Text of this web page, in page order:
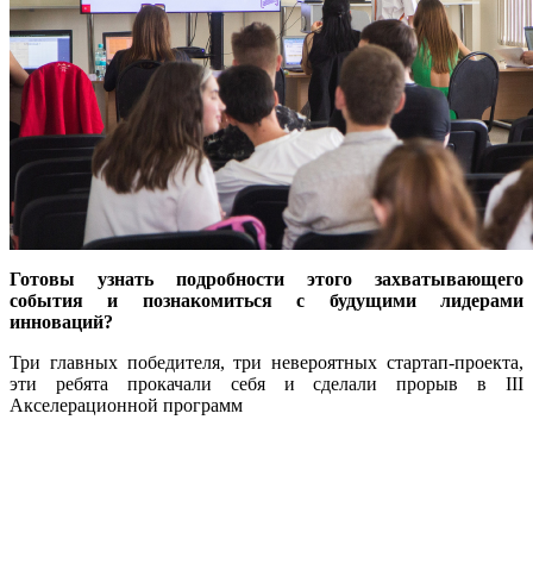
Готовы узнать подробности этого захватывающего
события и познакомиться с будущими лидерами
инноваций?
Три главных победителя, три невероятных стартап-проекта,
эти ребята прокачали себя и сделали прорыв в III
Акселерационной программ